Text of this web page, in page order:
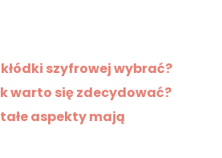
szyfrowej wybrać?
warto się zdecydować?
aspekty mają